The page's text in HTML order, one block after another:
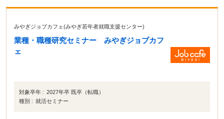
みやぎジョブカフェ(みやぎ若年者就職支援センター)
業種・職種研究セミナー みやぎジョブカフ
ェ
対象卒年 : 2027年卒 既卒（転職）
種別 : 就活セミナー